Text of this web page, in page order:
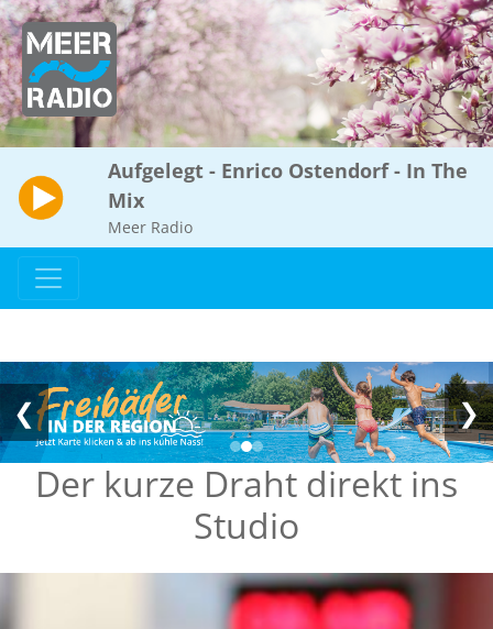
Aufgelegt - Enrico Ostendorf - In The
Mix
Meer Radio
❮ ❯
Der kurze Draht direkt ins
Studio